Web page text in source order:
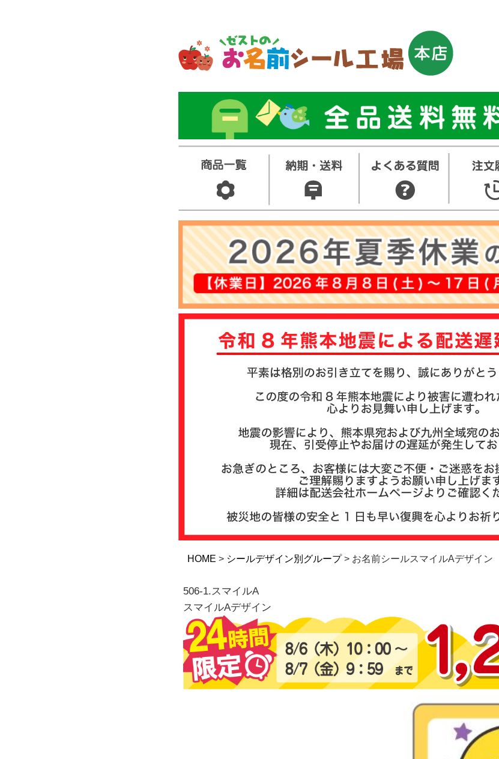
HOME シールデザイン別グループ お名前シールスマイルAデザイン
506-1.スマイルA
スマイルAデザイン